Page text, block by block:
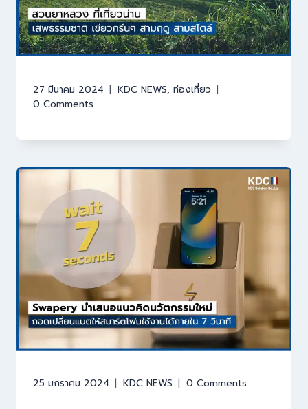
27 มีนาคม 2024 KDC NEWS, ท่องเที่ยว
0 Comments
25 มกราคม 2024 KDC NEWS 0 Comments